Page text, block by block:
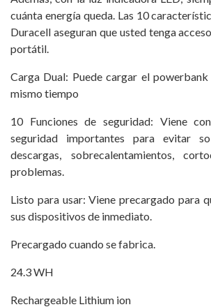
cuánta energía queda. Las 10
Duracell aseguran que usted tenga
portátil.
Carga Dual: Puede cargar el
mismo tiempo
10 Funciones de seguridad: Viene
seguridad importantes para evitar
descargas, sobrecalentamientos,
problemas.
Listo para usar: Viene precargado para
sus dispositivos de inmediato.
Precargado cuando se fabrica.
24.3 WH
Rechargeable Lithium ion